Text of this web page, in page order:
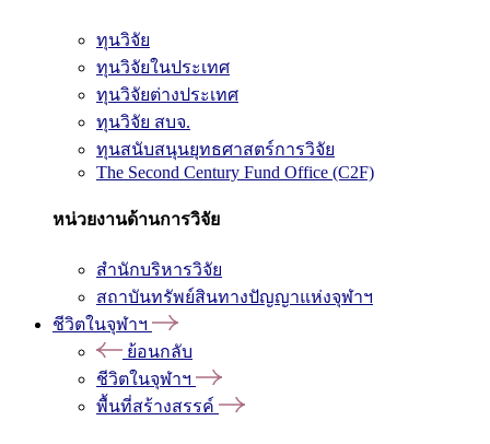
ทุนวิจัย
ทุนวิจัยในประเทศ
ทุนวิจัยต่างประเทศ
ทุนวิจัย สบจ.
ทุนสนับสนุนยุทธศาสตร์การวิจัย
The Second Century Fund Office (C2F)
หน่วยงานด้านการวิจัย
สำนักบริหารวิจัย
สถาบันทรัพย์สินทางปัญญาแห่งจุฬาฯ
ชีวิตในจุฬาฯ
ย้อนกลับ
ชีวิตในจุฬาฯ
พื้นที่สร้างสรรค์